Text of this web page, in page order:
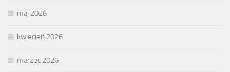
maj 2026
kwiecień 2026
marzec 2026